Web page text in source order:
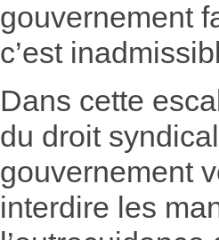
gouvernement
c’est
Dans cette
du droit
gouvernement
interdire les